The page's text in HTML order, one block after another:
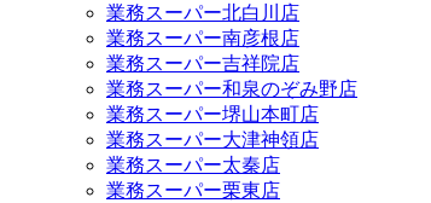
業務スーパー北白川店
業務スーパー南彦根店
業務スーパー吉祥院店
業務スーパー和泉のぞみ野店
業務スーパー堺山本町店
業務スーパー大津神領店
業務スーパー太秦店
業務スーパー栗東店